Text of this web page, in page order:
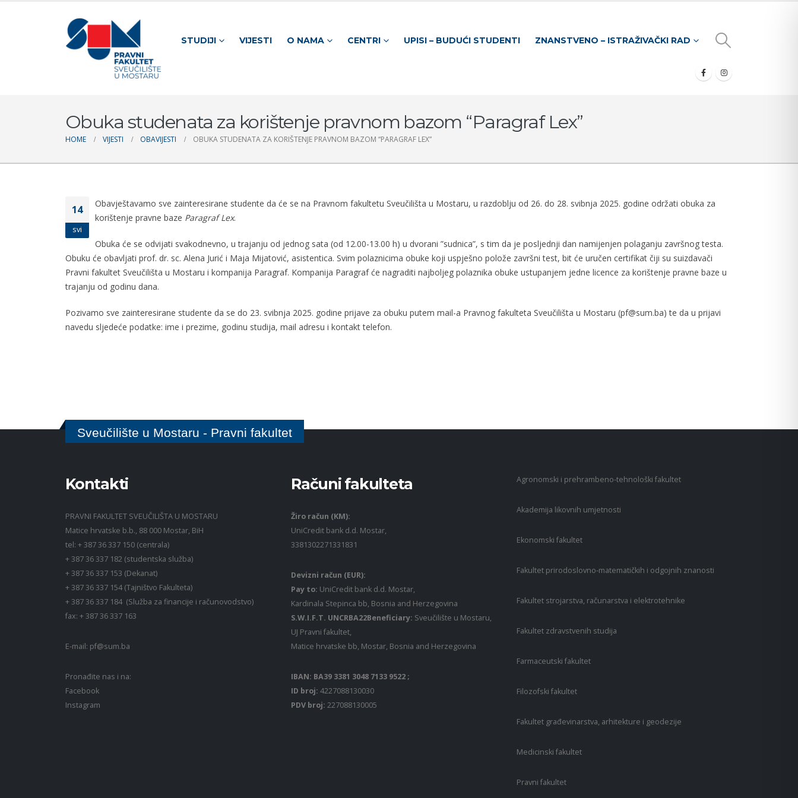
STUDIJI VIJESTI O NAMA CENTRI UPISI – BUDUĆI STUDENTI ZNANSTVENO – ISTRAŽIVAČKI RAD
Obuka studenata za korištenje pravnom bazom “Paragraf Lex”
HOME VIJESTI OBAVIJESTI OBUKA STUDENATA ZA KORIŠTENJE PRAVNOM BAZOM “PARAGRAF LEX”
14
svi
Obavještavamo sve zainteresirane studente da će se na Pravnom fakultetu Sveučilišta u Mostaru, u razdoblju od 26. do 28. svibnja 2025. godine održati obuka za
korištenje pravne baze Paragraf Lex.
Obuka će se odvijati svakodnevno, u trajanju od jednog sata (od 12.00-13.00 h) u dvorani ”sudnica”, s tim da je posljednji dan namijenjen polaganju završnog testa.
Obuku će obavljati prof. dr. sc. Alena Jurić i Maja Mijatović, asistentica. Svim polaznicima obuke koji uspješno polože završni test, bit će uručen certifikat čiji su suizdavači
Pravni fakultet Sveučilišta u Mostaru i kompanija Paragraf. Kompanija Paragraf će nagraditi najboljeg polaznika obuke ustupanjem jedne licence za korištenje pravne baze u
trajanju od godinu dana.
Pozivamo sve zainteresirane studente da se do 23. svibnja 2025. godine prijave za obuku putem mail-a Pravnog fakulteta Sveučilišta u Mostaru (pf@sum.ba) te da u prijavi
navedu sljedeće podatke: ime i prezime, godinu studija, mail adresu i kontakt telefon.
Sveučilište u Mostaru - Pravni fakultet
Kontakti
PRAVNI FAKULTET SVEUČILIŠTA U MOSTARU
Matice hrvatske b.b., 88 000 Mostar, BiH
tel: + 387 36 337 150 (centrala)
+ 387 36 337 182 (studentska služba)
+ 387 36 337 153 (Dekanat)
+ 387 36 337 154 (Tajništvo Fakulteta)
+ 387 36 337 184 (Služba za financije i računovodstvo)
fax: + 387 36 337 163
E-mail: pf@sum.ba
Pronađite nas i na:
Facebook
Instagram
Računi fakulteta
Žiro račun (KM):
UniCredit bank d.d. Mostar,
3381302271331831
Devizni račun (EUR):
Pay to: UniCredit bank d.d. Mostar,
Kardinala Stepinca bb, Bosnia and Herzegovina
S.W.I.F.T. UNCRBA22Beneficiary: Sveučilište u Mostaru,
UJ Pravni fakultet,
Matice hrvatske bb, Mostar, Bosnia and Herzegovina
IBAN: BA39 3381 3048 7133 9522 ;
ID broj: 4227088130030
PDV broj: 227088130005
Agronomski i prehrambeno-tehnološki fakultet
Akademija likovnih umjetnosti
Ekonomski fakultet
Fakultet prirodoslovno-matematičkih i odgojnih znanosti
Fakultet strojarstva, računarstva i elektrotehnike
Fakultet zdravstvenih studija
Farmaceutski fakultet
Filozofski fakultet
Fakultet građevinarstva, arhitekture i geodezije
Medicinski fakultet
Pravni fakultet